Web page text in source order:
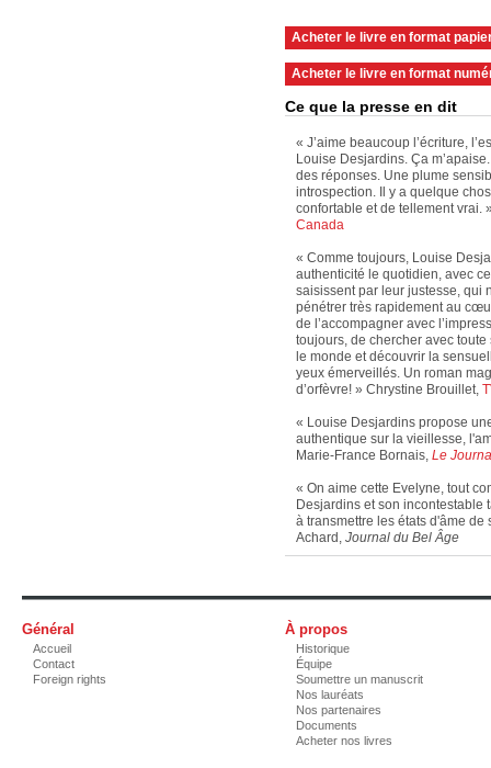
Acheter le livre en format
Acheter le livre en format
Ce que la presse en dit
« J’aime beaucoup l’écriture,
Louise Desjardins. Ça
des réponses. Une plume
introspection. Il y a quelque
confortable et de tellement vrai.
Canada
« Comme toujours, Louise
authenticité le quotidien, avec
saisissent par leur justesse, qui
pénétrer très rapidement au
de l’accompagner avec
toujours, de chercher avec
le monde et découvrir la
yeux émerveillés. Un roman
d’orfèvre! » Chrystine Brouillet,
« Louise Desjardins propose
authentique sur la vieillesse,
Marie-France Bornais, Le
« On aime cette Evelyne, tout
Desjardins et son incontestable
à transmettre les états d'âme de
Achard, Journal du Bel Âge
Général
Accueil
Contact
Foreign rights
À propos
Historique
Équipe
Soumettre un manuscrit
Nos lauréats
Nos partenaires
Documents
Acheter nos livres